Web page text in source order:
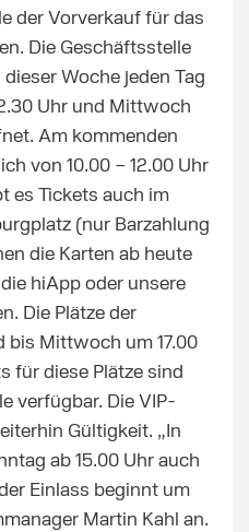
der Vorverkauf für das
Die Geschäftsstelle
Woche jeden Tag
Uhr und Mittwoch
Am kommenden
von 10.00 – 12.00 Uhr
es Tickets auch im
(nur Barzahlung
die Karten ab heute
hiApp oder unsere
Die Plätze der
bis Mittwoch um 17.00
für diese Plätze sind
verfügbar. Die VIP-
Gültigkeit. „In
ab 15.00 Uhr auch
Einlass beginnt um
Martin Kahl an.